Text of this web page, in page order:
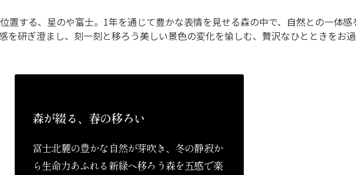
置する、星のや富士。1年を通じて豊かな表情を見せる森の中で、自然との一体感
を研ぎ澄まし、刻一刻と移ろう美しい景色の変化を愉しむ、贅沢なひとときをお
森が綴る、春の移ろい
富士北麓の豊かな自然が芽吹き、冬の静寂か
ら生命力あふれる新緑へ移ろう森を五感で楽